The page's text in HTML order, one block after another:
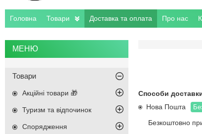
Головна Товари Доставка та оплата Про нас
Способи
Нова Пошта
Безкоштовно
Товари
Акційні товари 🎁
Туризм та відпочинок
Спорядження